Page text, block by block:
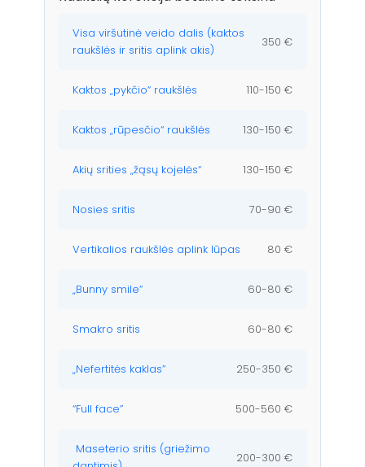
Visa viršutinė veido dalis (kaktos
raukšlės ir sritis aplink akis)
350 €
Kaktos „pykčio“ raukšlės 110-150 €
Kaktos „rūpesčio“ raukšlės 130-150 €
Akių srities „žąsų kojelės“ 130-150 €
Nosies sritis 70-90 €
Vertikalios raukšlės aplink lūpas 80 €
„Bunny smile“ 60-80 €
Smakro sritis 60-80 €
„Nefertitės kaklas” 250-350 €
“Full face” 500-560 €
Maseterio sritis (griežimo
200-300 €